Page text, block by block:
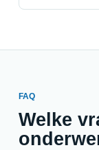
FAQ
Welke